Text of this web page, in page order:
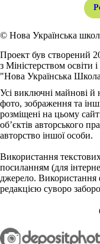
© Нова Українська
Проект був створений
з Міністерством освіти
"Нова Українська
Усі виключні майнові й
фото, зображення та
розміщені на цьому
об’єктів авторського
авторство іншої особи.
Використання
посиланням (для
джерело. Використання
редакцією суворо